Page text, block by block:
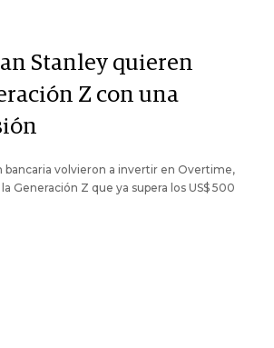
Stanley quieren
Z con una
volvieron a invertir en Overtime,
Generación Z que ya supera los US$ 500